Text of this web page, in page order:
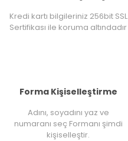
Kredi kartı bilgileriniz 256bit SSL
Sertifikası ile koruma altındadır
Forma Kişiselleştirme
Adını, soyadını yaz ve
numaranı seç Formanı şimdi
kişiselleştir.